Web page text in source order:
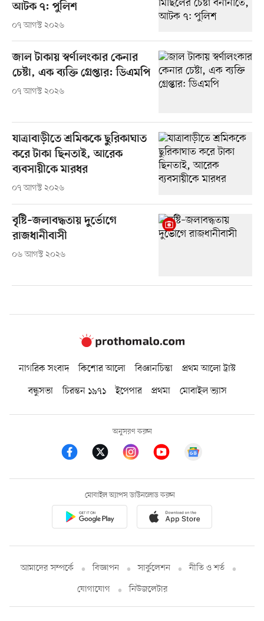
আটক ৭: পুলিশ
০৭ আগস্ট ২০২৬
জাল টাকায় স্বর্ণালংকার কেনার
চেষ্টা, এক ব্যক্তি গ্রেপ্তার: ডিএমপি
০৭ আগস্ট ২০২৬
যাত্রাবাড়ীতে শ্রমিককে ছুরিকাঘাত
করে টাকা ছিনতাই, আরেক
ব্যবসায়ীকে মারধর
০৭ আগস্ট ২০২৬
বৃষ্টি–জলাবদ্ধতায় দুর্ভোগে
রাজধানীবাসী
০৬ আগস্ট ২০২৬
নাগরিক সংবাদ কিশোর আলো বিজ্ঞানচিন্তা
প্রথম আলো ট্রাস্ট
বন্ধুসভা
চিরন্তন ১৯৭১ ইপেপার প্রথমা মোবাইল ভ্যাস
অনুসরণ করুন
মোবাইল অ্যাপস ডাউনলোড করুন
আমাদের সম্পর্কে বিজ্ঞাপন সার্কুলেশন
নীতি ও শর্ত
যোগাযোগ
নিউজলেটার